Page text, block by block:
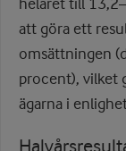
helåret till
att göra ett
omsättningen
procent), vilket
ägarna i